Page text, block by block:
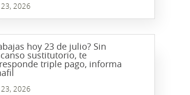
2026
hoy 23 de julio? Sin
sustitutorio, te
triple pago, informa
2026